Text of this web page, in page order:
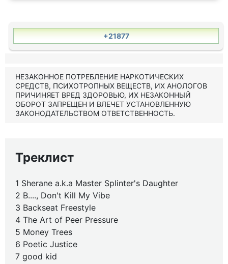
+21877
НЕЗАКОННОЕ ПОТРЕБЛЕНИЕ НАРКОТИЧЕСКИХ
СРЕДСТВ, ПСИХОТРОПНЫХ ВЕЩЕСТВ, ИХ АНОЛОГОВ
ПРИЧИНЯЕТ ВРЕД ЗДОРОВЬЮ, ИХ НЕЗАКОННЫЙ
ОБОРОТ ЗАПРЕЩЕН И ВЛЕЧЕТ УСТАНОВЛЕННУЮ
ЗАКОНОДАТЕЛЬСТВОМ ОТВЕТСТВЕННОСТЬ.
Треклист
1 Sherane a.k.a Master Splinter's Daughter
2 B...., Don't Kill My Vibe
3 Backseat Freestyle
4 The Art of Peer Pressure
5 Money Trees
6 Poetic Justice
7 good kid